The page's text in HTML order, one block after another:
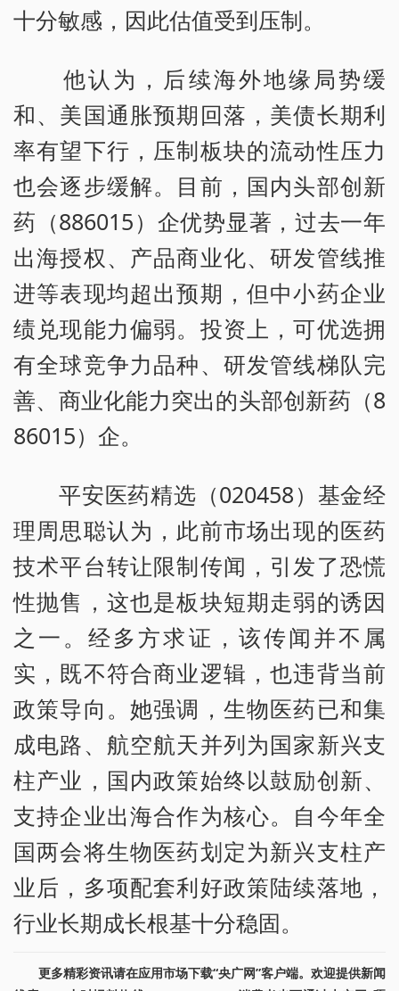
十分敏感，因此估值受到压制。
他认为，后续海外地缘局势缓
和、美国通胀预期回落，美债长期利
率有望下行，压制板块的流动性压力
也会逐步缓解。目前，国内头部创新
药（886015）企优势显著，过去一年
出海授权、产品商业化、研发管线推
进等表现均超出预期，但中小药企业
绩兑现能力偏弱。投资上，可优选拥
有全球竞争力品种、研发管线梯队完
善、商业化能力突出的头部创新药（8
86015）企。
平安医药精选（020458）基金经
理周思聪认为，此前市场出现的医药
技术平台转让限制传闻，引发了恐慌
性抛售，这也是板块短期走弱的诱因
之一。经多方求证，该传闻并不属
实，既不符合商业逻辑，也违背当前
政策导向。她强调，生物医药已和集
成电路、航空航天并列为国家新兴支
柱产业，国内政策始终以鼓励创新、
支持企业出海合作为核心。自今年全
国两会将生物医药划定为新兴支柱产
业后，多项配套利好政策陆续落地，
行业长期成长根基十分稳固。
更多精彩资讯请在应用市场下载“央广网”客户端。欢迎提供新闻